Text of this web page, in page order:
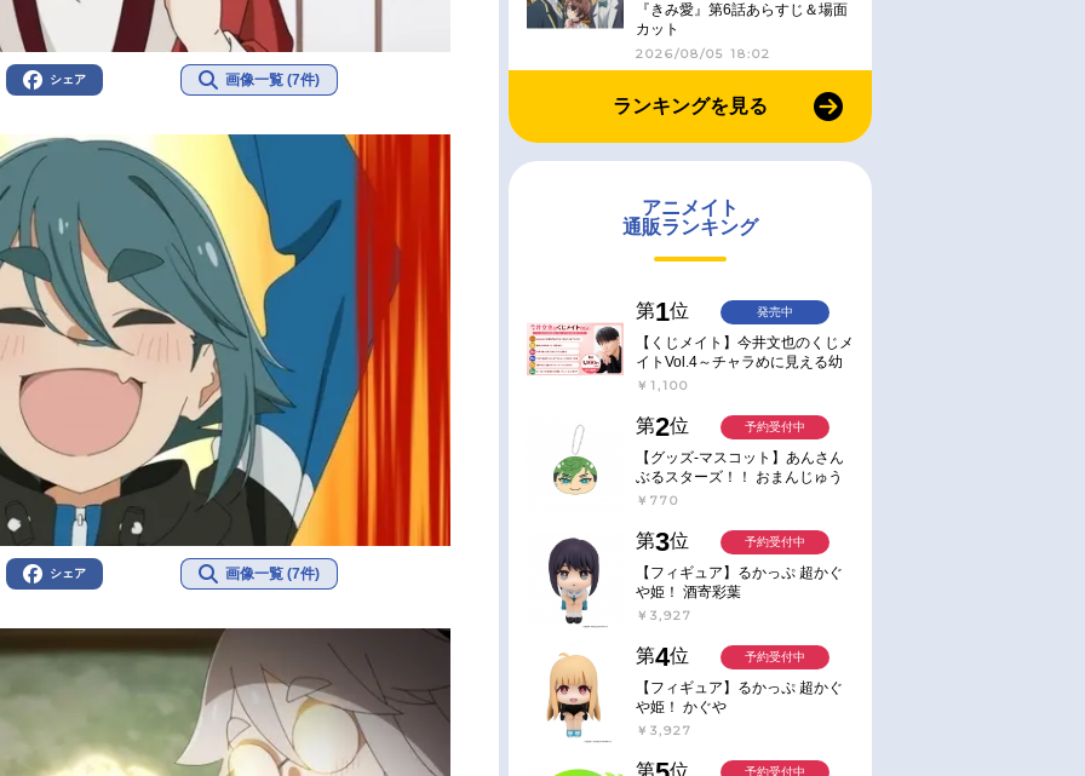
シェア 画像一覧 (7件)
シェア 画像一覧 (7件)
『きみ愛』第6話あらすじ＆場面
カット
2026/08/05 18:02
ランキングを見る
アニメイト
通販ランキング
第1位
【くじメイト】今井文也のくじメ
イトVol.4～チャラめに見える幼
馴染、実は一途で独占欲が強いん
￥1,100
発売中
第2位
【グッズ-マスコット】あんさん
ぶるスターズ！！ おまんじゅう
にぎにぎマスコット ねくすと2
￥770
予約受付中
第3位
【フィギュア】るかっぷ 超かぐ
や姫！ 酒寄彩葉
￥3,927
予約受付中
第4位
【フィギュア】るかっぷ 超かぐ
や姫！ かぐや
￥3,927
予約受付中
第 位 予約受付中